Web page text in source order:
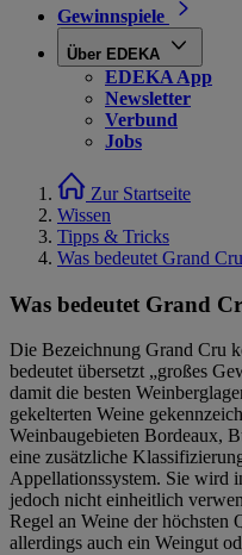
Gewinnspiele
Über EDEKA
EDEKA App
Newsletter
Verbund
Jobs
Zur Startseite
Wissen
Tipps & Tricks
Was bedeutet Grand
Was bedeutet Grand
Die Bezeichnung Grand Cru
bedeutet übersetzt „großes
damit die besten
gekelterten Weine
Weinbaugebieten Bordeaux,
eine zusätzliche
Appellationssystem. Sie wird
jedoch nicht einheitlich
Regel an Weine der höchsten
allerdings auch ein Weingut